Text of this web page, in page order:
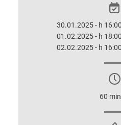
30.01.2025 - h
01.02.2025 - h
02.02.2025 - h
60